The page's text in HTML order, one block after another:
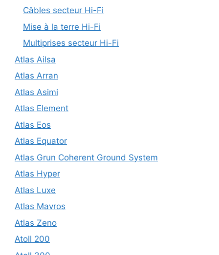
Câbles secteur Hi-Fi
Mise à la terre Hi-Fi
Multiprises secteur Hi-Fi
Atlas Ailsa
Atlas Arran
Atlas Asimi
Atlas Element
Atlas Eos
Atlas Equator
Atlas Grun Coherent Ground System
Atlas Hyper
Atlas Luxe
Atlas Mavros
Atlas Zeno
Atoll 200